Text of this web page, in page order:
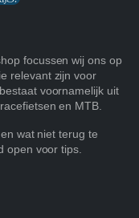
focussen wij ons op
relevant zijn voor
voornamelijk uit
en MTB.
wat niet terug te
open voor tips.